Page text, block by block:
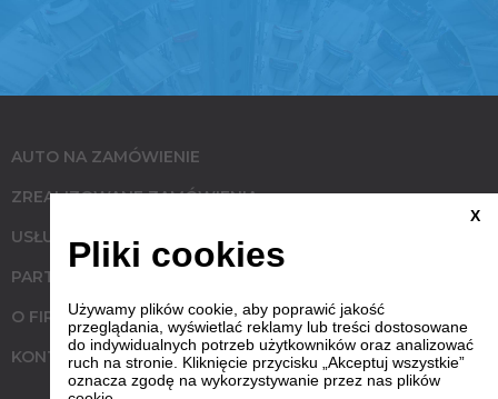
AUTO NA ZAMÓWIENIE
ZREALIZOWANE ZAMÓWIENIA
USŁUGI
PARTNERZY
O FIRMIE
KONTAKT
X
Pliki cookies
Używamy plików cookie, aby poprawić jakość
przeglądania, wyświetlać reklamy lub treści dostosowane
do indywidualnych potrzeb użytkowników oraz analizować
ruch na stronie. Kliknięcie przycisku „Akceptuj wszystkie”
oznacza zgodę na wykorzystywanie przez nas plików